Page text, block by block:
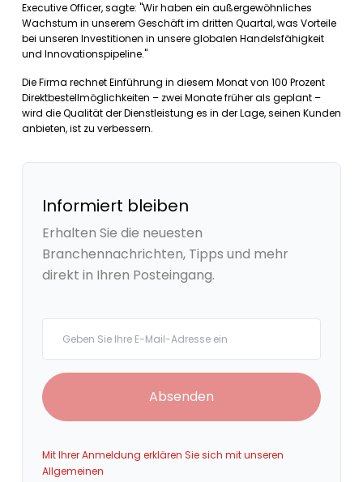
Executive Officer, sagte: "Wir haben ein außergewöhnliches
Wachstum in unserem Geschäft im dritten Quartal, was Vorteile
bei unseren Investitionen in unsere globalen Handelsfähigkeit
und Innovationspipeline."
Die Firma rechnet Einführung in diesem Monat von 100 Prozent
Direktbestellmöglichkeiten – zwei Monate früher als geplant –
wird die Qualität der Dienstleistung es in der Lage, seinen Kunden
anbieten, ist zu verbessern.
Informiert bleiben
Erhalten Sie die neuesten
Branchennachrichten, Tipps und mehr
direkt in Ihren Posteingang.
Absenden
Mit Ihrer Anmeldung erklären Sie sich mit unseren
Allgemeinen